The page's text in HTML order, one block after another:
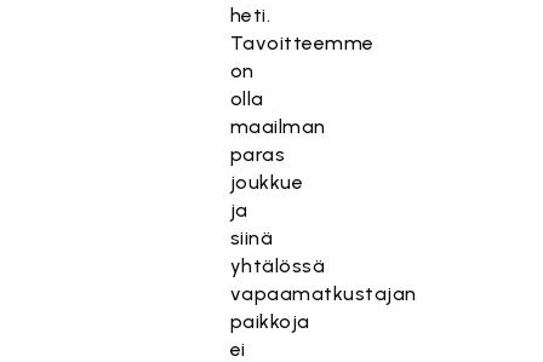
heti.
Tavoitteemme
on
olla
maailman
paras
joukkue
ja
siinä
yhtälössä
vapaamatkustajan
paikkoja
ei